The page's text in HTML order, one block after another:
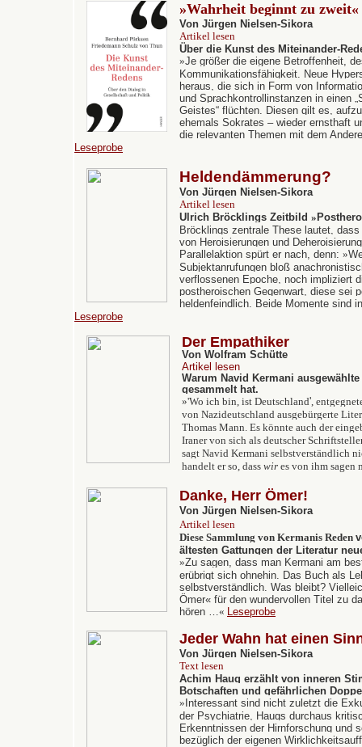
»Wahrheit beginnt zu zweit«
Von Jürgen Nielsen-Sikora
Artikel lesen
Über die Kunst des Miteinander-
»Je größer die eigene Betroffenheit,
Kommunikationsfähigkeit. Neue
heraus, die sich in Form von
und Sprachkontrollinstanzen in einen
Geistes“ flüchten. Diesen gilt es,
ehemals Sokrates – wieder ernsthaft
die relevanten Themen mit dem
Leseprobe
Heldendämmerung?
Von Jürgen Nielsen-Sikora
Artikel lesen
Ulrich Bröcklings Zeitbild »
Bröcklings zentrale These lautet,
von Heroisierungen und
Parallelaktion spürt er nach, denn: »
Subjektanrufungen bloß
verflossenen Epoche, noch impliziert
postheroischen Gegenwart, diese sei
heldenfeindlich. Beide Momente sind
Leseprobe
Der Empathiker
Von Wolfram Schütte
Artikel lesen
Warum Navid Kermani
gesammelt hat.
»'Wo ich bin, ist Deutschland',
von Nazideutschland ausgebürgerte
Thomas Mann. Es könnte auch der
Iraner von sich als deutscher
sagt Navid Kermani selbstverständlich
handelt er so, dass wir es von ihm sagen
Danke, Herr Ömer!
Von Jürgen Nielsen-Sikora
Artikel lesen
Diese Sammlung von Kermanis Reden
ältesten Gattungen der Literatur
»Zu sagen, dass man Kermani am
erübrigt sich ohnehin. Das Buch als
selbstverständlich. Was bleibt?
Ömer« für den wundervollen Titel zu
hören …« Leseprobe
Jeder Wahn hat einen
Von Jürgen Nielsen-Sikora
Text lesen
Achim Haug erzählt von inneren
Botschaften und gefährlichen
» Interessant sind nicht zuletzt die
der Psychiatrie, Haugs durchaus
Erkenntnissen der Hirnforschung und
bezüglich der eigenen